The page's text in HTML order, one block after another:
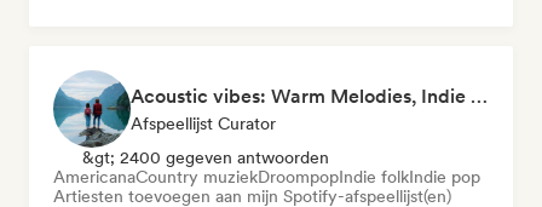
Acoustic vibes: Warm Melodies, Indie Folk & Singer-Songwriter 🏞️
Afspeellijst Curator
&gt; 2400 gegeven antwoorden
AmericanaCountry muziekDroompopIndie folkIndie pop
Artiesten toevoegen aan mijn Spotify-afspeellijst(en)